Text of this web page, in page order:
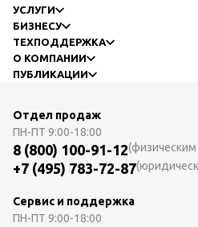
УСЛУГИ
БИЗНЕСУ
ТЕХПОДДЕРЖКА
О КОМПАНИИ
ПУБЛИКАЦИИ
Отдел продаж
ПН-ПТ 9:00-18:00
8 (800) 100-91-12
+7 (495) 783-72-87
Сервис и поддержка
ПН-ПТ 9:00-18:00